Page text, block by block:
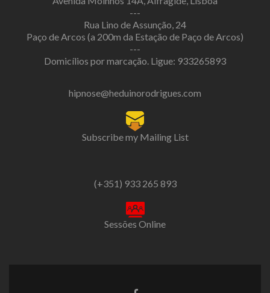
---
Rua Lino de Assunção, 24
Paço de Arcos (a 200m da Estação de Paço de Arcos)
---
Domicílios por marcação. Ligue: 933265893
hipnose@heduinorodrigues.com
Subscribe my Mailing List
(+351) 933 265 893
Sessões Online